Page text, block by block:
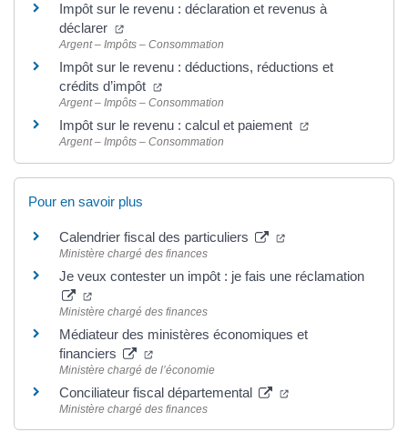
Impôt sur le revenu : déclaration et revenus à
déclarer
Argent – Impôts – Consommation
Impôt sur le revenu : déductions, réductions et
crédits d’impôt
Argent – Impôts – Consommation
Impôt sur le revenu : calcul et paiement
Argent – Impôts – Consommation
Pour en savoir plus
Calendrier fiscal des particuliers
Ministère chargé des finances
Je veux contester un impôt : je fais une réclamation
Ministère chargé des finances
Médiateur des ministères économiques et
financiers
Ministère chargé de l’économie
Conciliateur fiscal départemental
Ministère chargé des finances